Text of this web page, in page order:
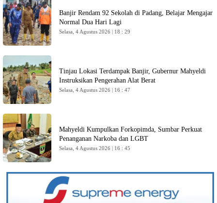
Banjir Rendam 92 Sekolah di Padang, Belajar Mengajar
Normal Dua Hari Lagi
Selasa, 4 Agustus 2026 | 18 : 29
Tinjau Lokasi Terdampak Banjir, Gubernur Mahyeldi
Instruksikan Pengerahan Alat Berat
Selasa, 4 Agustus 2026 | 16 : 47
Mahyeldi Kumpulkan Forkopimda, Sumbar Perkuat
Penanganan Narkoba dan LGBT
Selasa, 4 Agustus 2026 | 16 : 45